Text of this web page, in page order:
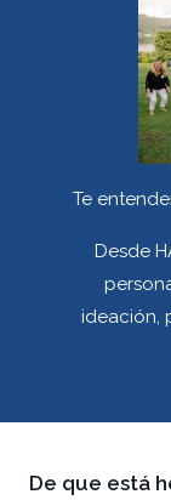
Te
Desde
ideación,
De que está